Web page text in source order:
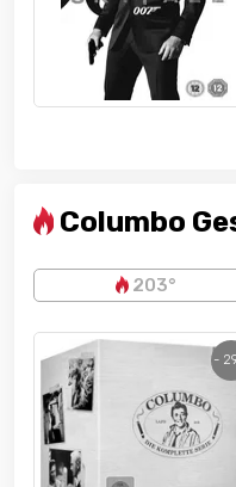
Columbo
203°
-